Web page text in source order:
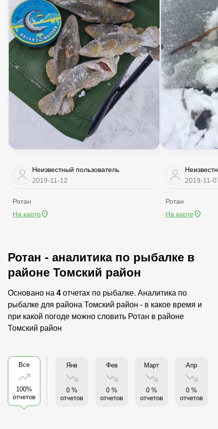
Неизвестный пользователь
2019-11-12
Ротан
На карте
2019-11-
Ротан
На карте
Ротан - аналитика по рыбалке в
районе Томский район
Основано на 4 отчетах по рыбалке. Аналитика по
рыбалке для района Томский район - в какое время и
при какой погоде можно словить Ротан в районе
Томский район
Все
100%
отчетов
Янв
0 %
отчетов
Фев
0 %
отчетов
Март
0 %
отчетов
Апр
0 %
отчетов